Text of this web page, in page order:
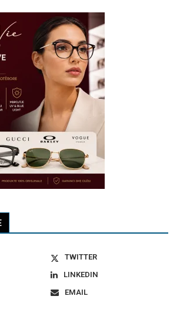
TWITTER
LINKEDIN
EMAIL